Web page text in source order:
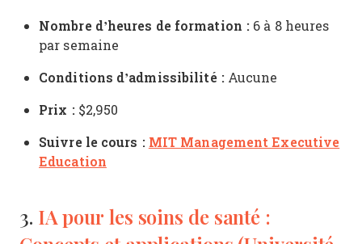
Nombre d’heures de formation : 6 à 8 heures
par semaine
Conditions d’admissibilité :Aucune
Prix :$2,950
Suivre le cours : MIT Management Executive
Education
3. IA pour les soins de santé :